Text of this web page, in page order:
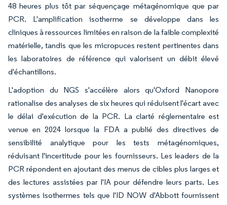
48 heures plus tôt par séquençage métagénomique que par
PCR. L'amplification isotherme se développe dans les
cliniques à ressources limitées en raison de la faible complexité
matérielle, tandis que les micropuces restent pertinentes dans
les laboratoires de référence qui valorisent un débit élevé
d'échantillons.
L'adoption du NGS s'accélère alors qu'Oxford Nanopore
rationalise des analyses de six heures qui réduisent l'écart avec
le délai d'exécution de la PCR. La clarté réglementaire est
venue en 2024 lorsque la FDA a publié des directives de
sensibilité analytique pour les tests métagénomiques,
réduisant l'incertitude pour les fournisseurs. Les leaders de la
PCR répondent en ajoutant des menus de cibles plus larges et
des lectures assistées par l'IA pour défendre leurs parts. Les
systèmes isothermes tels que l'ID NOW d'Abbott fournissent